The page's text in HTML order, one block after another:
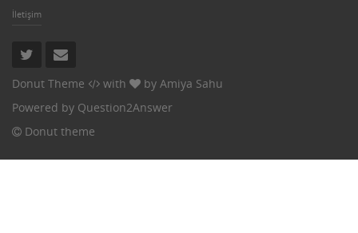
İletişim
Donut Theme with by Amiya Sahu
Powered by Question2Answer
Donut theme